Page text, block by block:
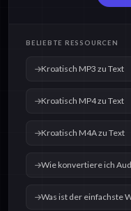
BELIEBTE RESSOURCEN
Kroatisch MP3 zu Text
Kroatisch MP4 zu Text
Kroatisch M4A zu Text
Wie konvertiere ich
Was ist der einfachste